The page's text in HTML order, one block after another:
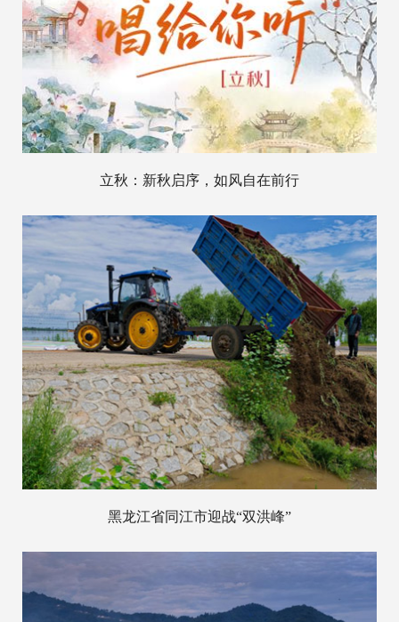
立秋：新秋启序，如风自在前行
黑龙江省同江市迎战“双洪峰”